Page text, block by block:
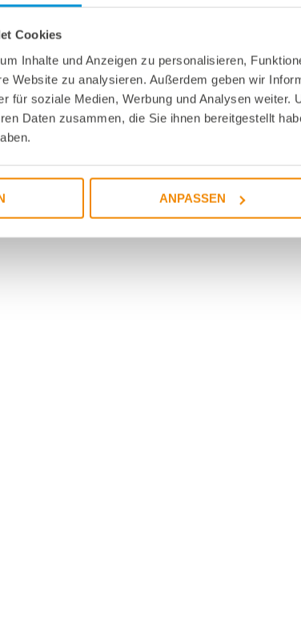
Cookies
Inhalte und Anzeigen zu personalisieren,
Website zu analysieren. Außerdem geben wir
für soziale Medien, Werbung und Analysen weiter.
Daten zusammen, die Sie ihnen bereitgestellt
ANPASSEN